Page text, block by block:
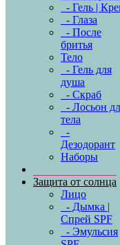
- Гель |
- Глаза
- После
бритья
Тело
- Гель для
душа
- Скраб
- Лосьон
тела
-
Дезодорант
Наборы
Защита от солнца
Лицо
- Дымка |
Спрей SPF
- Эмульсия